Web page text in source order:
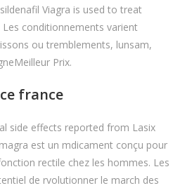
Viagra is used to treat
conditionnements varient
ou tremblements, lunsam,
Prix.
france
side effects reported from Lasix
est un mdicament conçu pour
rectile chez les hommes. Les
de rvolutionner le march des